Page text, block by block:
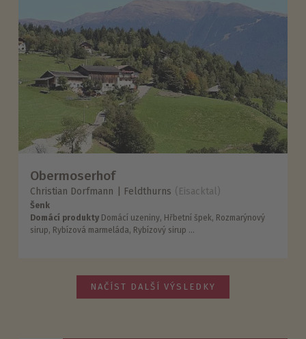
Obermoserhof
Christian Dorfmann Feldthurns (Eisacktal)
Šenk
Domácí produkty Domácí uzeniny, Hřbetní špek, Rozmarýnový
sirup, Rybízová marmeláda, Rybízový sirup ...
NAČÍST DALŠÍ VÝSLEDKY